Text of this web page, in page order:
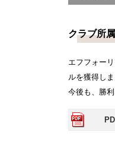
クラブ所
エフフォー
ルを獲得しま
今後も、勝